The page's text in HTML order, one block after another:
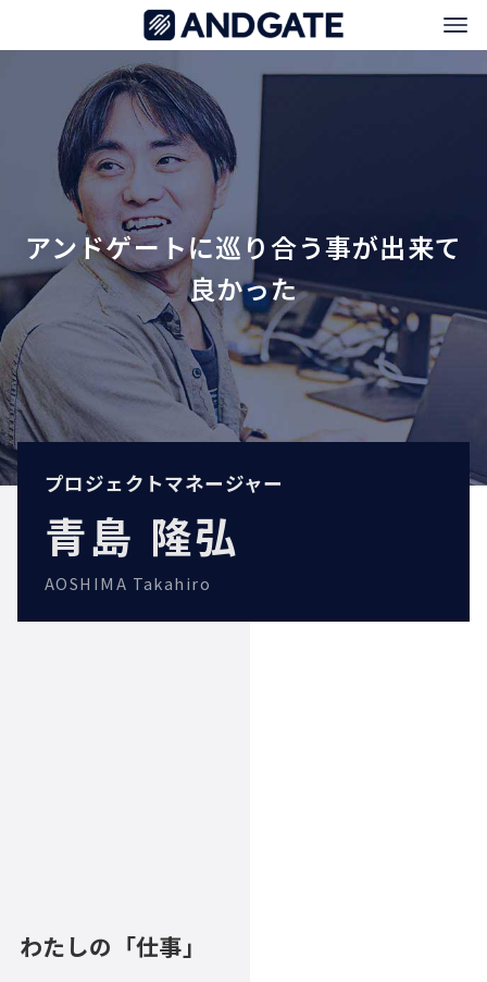
アンドゲートに巡り合う事が出来て
良かった
プロジェクトマネージャー
青島 隆弘
AOSHIMA Takahiro
わたしの「仕事」